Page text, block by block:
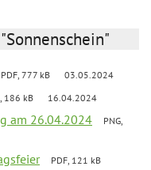
PDF, 777 kB 03.05.2024
186 kB 16.04.2024
am 26.04.2024
PNG,
PDF, 121 kB